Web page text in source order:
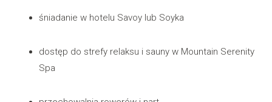
śniadanie w hotelu Savoy lub Soyka
dostęp do strefy relaksu i sauny w Mountain Serenity
Spa